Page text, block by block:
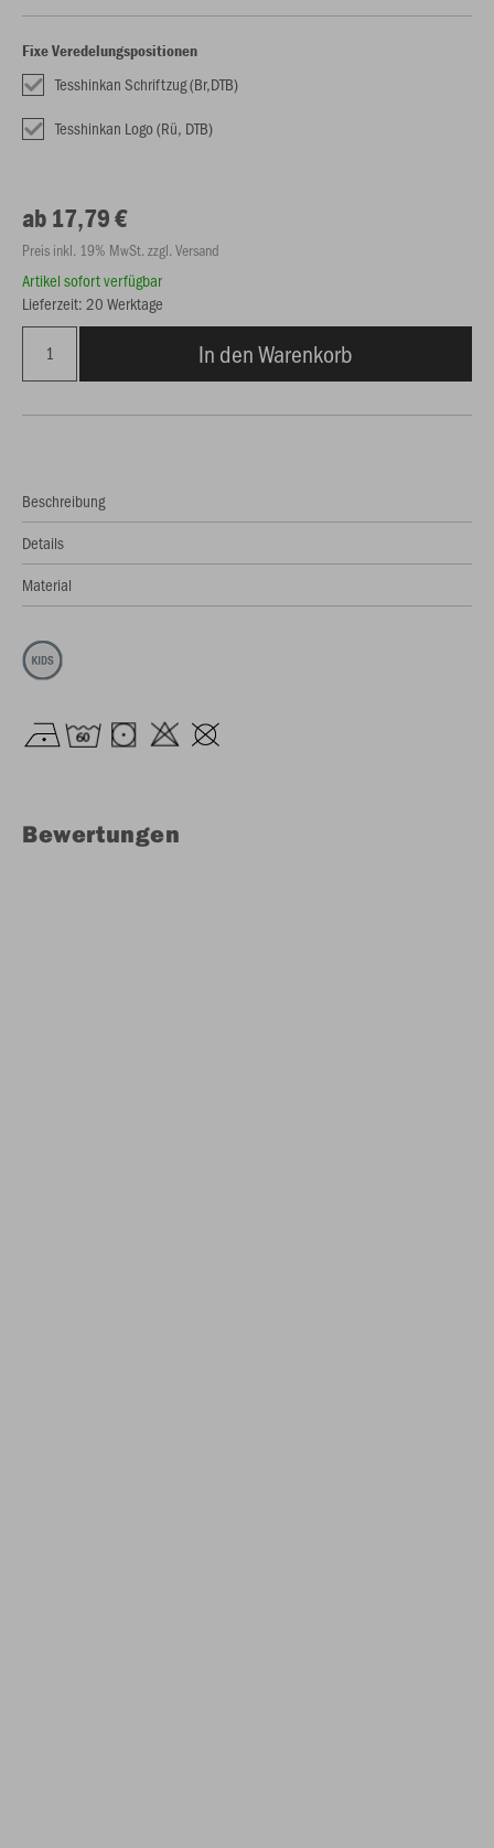
Fixe Veredelungspositionen
Tesshinkan Schriftzug (Br,DTB)
Tesshinkan Logo (Rü, DTB)
ab 17,79 €
Preis inkl. 19% MwSt. zzgl. Versand
Artikel sofort verfügbar
Lieferzeit: 20 Werktage
In den Warenkorb
Beschreibung
Details
Material
Bewertungen